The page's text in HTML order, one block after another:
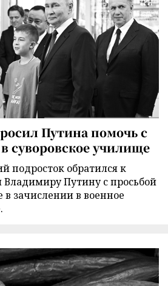
Путина помочь с
суворовское училище
подросток обратился к
Владимиру Путину с просьбой
в зачислении в военное